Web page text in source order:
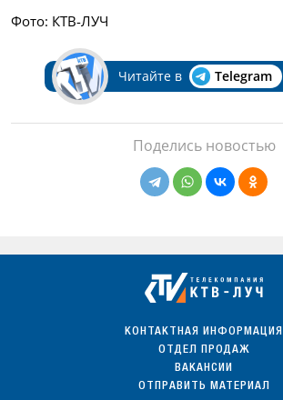
Фото: КТВ-ЛУЧ
Читайте в Telegram
Поделись новостью
КОНТАКТНАЯ ИНФОРМАЦИЯ
ОТДЕЛ ПРОДАЖ
ВАКАНСИИ
ОТПРАВИТЬ МАТЕРИАЛ